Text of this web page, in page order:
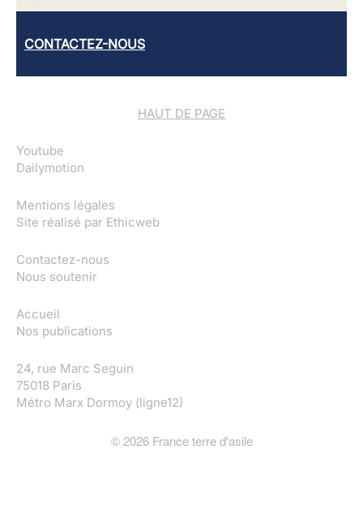
CONTACTEZ-NOUS
HAUT DE PAGE
Youtube
Dailymotion
Mentions légales
Site réalisé par Ethicweb
Contactez-nous
Nous soutenir
Accueil
Nos publications
24, rue Marc Seguin
75018 Paris
Métro Marx Dormoy (ligne12)
© 2026France terre d'asile